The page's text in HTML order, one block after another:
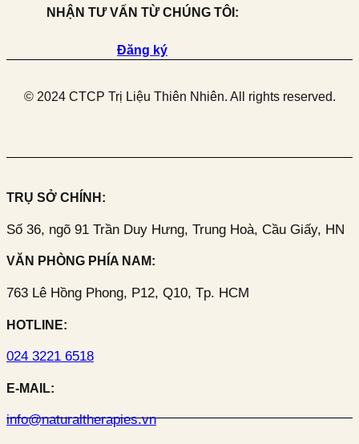
NHẬN TƯ VẤN TỪ CHÚNG TÔI:
Đăng ký
© 2024 CTCP Trị Liệu Thiên Nhiên. All rights reserved.
TRỤ SỞ CHÍNH:
Số 36, ngõ 91 Trần Duy Hưng, Trung Hoà, Cầu Giấy, HN
VĂN PHÒNG PHÍA NAM:
763 Lê Hồng Phong, P12, Q10, Tp. HCM
HOTLINE:
024 3221 6518
E-MAIL:
info@naturaltherapies.vn